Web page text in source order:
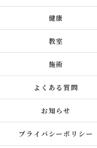
健康
教室
施術
よくある質問
お知らせ
プライバシーポリシー